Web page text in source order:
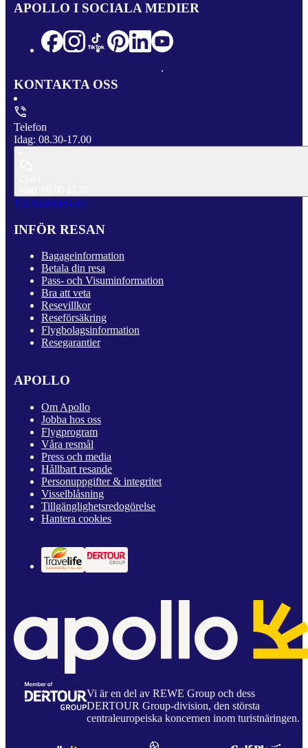
APOLLO I SOCIALA MEDIER
KONTAKTA OSS
Telefon
Idag: 08.30-17.00
Till Kundservice
INFÖR RESAN
Bagageinformation
Betala din resa
Pass- och Visuminformation
Bra att veta
Resevillkor
Reseförsäkring
Flygbolagsinformation
Resegarantier
APOLLO
Om Apollo
Jobba hos oss
Flygprogram
Våra resmål
Press och media
Hållbart resande
Personuppgifter & integritet
Visselblåsning
Tillgänglighetsredogörelse
Hantera cookies
Vi är en del av REWE Group och dess
DERTOUR Group-division, den största
centraleuropeiska koncernen inom turistnäringen.